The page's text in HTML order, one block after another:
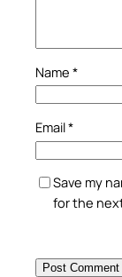
Name *
Email*
Save my
for the